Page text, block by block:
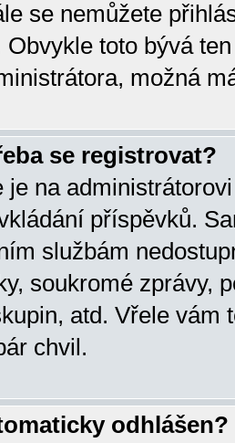
se nemůžete
Obvykle toto bývá
možná
se registrovat?
je na
příspěvků.
službám
soukromé zprávy,
atd. Vřele vám
chvil.
odhlášen?